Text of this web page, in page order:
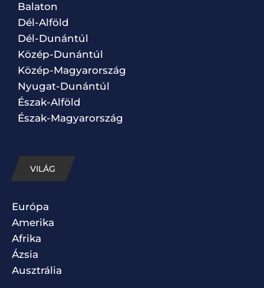
Balaton
Dél-Alföld
Dél-Dunántúl
Közép-Dunántúl
Közép-Magyarország
Nyugat-Dunántúl
Észak-Alföld
Észak-Magyarország
VILÁG
Európa
Amerika
Afrika
Ázsia
Ausztrália